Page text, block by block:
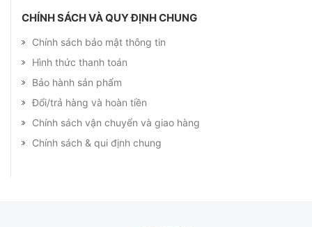
CHÍNH SÁCH VÀ QUY ĐỊNH CHUNG
Chính sách bảo mật thông tin
Hình thức thanh toán
Bảo hành sản phẩm
Đổi/trả hàng và hoàn tiền
Chính sách vận chuyển và giao hàng
Chính sách & qui định chung